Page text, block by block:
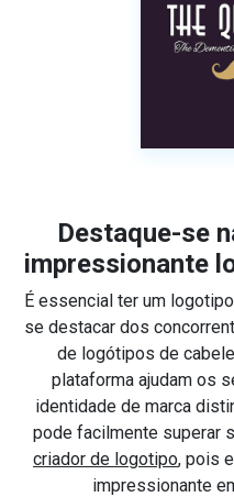
Destaque-se
impressionante
É essencial ter um
se destacar dos
de logótipos de
plataforma ajudam os
identidade de marca
pode facilmente superar
criador de logotipo, pois
impressionante